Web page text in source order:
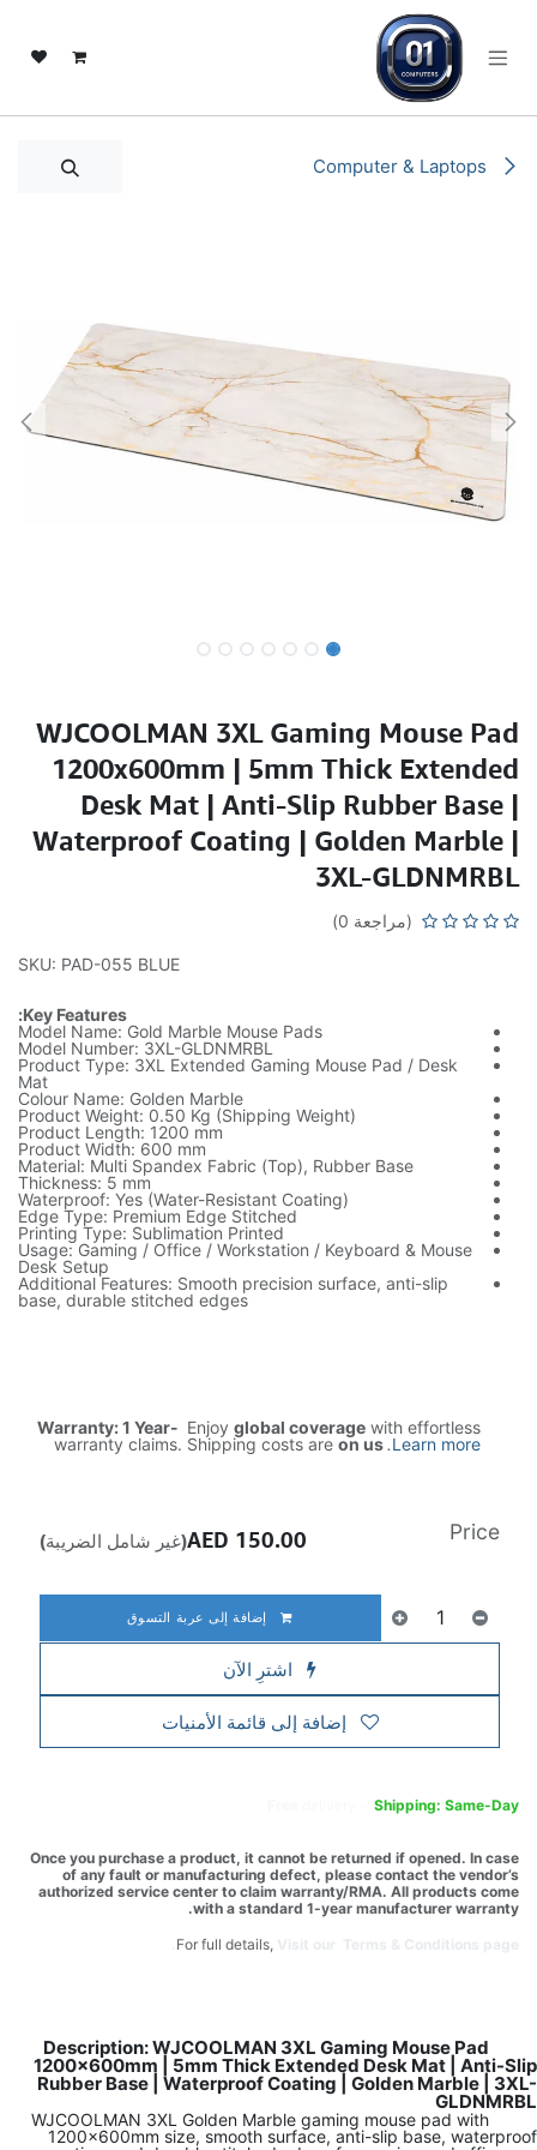
WJCOOLMAN 3XL Gaming Mouse Pad
1200x600mm | 5mm Thick Extended
Desk Mat | Anti-Slip Rubber Base |
Waterproof Coating | Golden Marble |
3XL-GLDNMRBL
(مراجعة 0)
SKU: PAD-055 BLUE
Key Features:
Model Name: Gold Marble Mouse Pads
Model Number: 3XL-GLDNMRBL
Product Type: 3XL Extended Gaming Mouse Pad / Desk
Mat
Colour Name: Golden Marble
Product Weight: 0.50 Kg (Shipping Weight)
Product Length: 1200 mm
Product Width: 600 mm
Material: Multi Spandex Fabric (Top), Rubber Base
Thickness: 5 mm
Waterproof: Yes (Water-Resistant Coating)
Edge Type: Premium Edge Stitched
Printing Type: Sublimation Printed
Usage: Gaming / Office / Workstation / Keyboard & Mouse
Desk Setup
Additional Features: Smooth precision surface, anti-slip
base, durable stitched edges
Warranty: 1 Year- Enjoy global coverage with effortless
warranty claims. Shipping costs are on us.Learn more
إضافة إلى عربة التسوق
اشترِ الآن
إضافة إلى قائمة الأمنيات
Price
150.00 (غير شامل الضريبة)
Shipping: Same-Day
Once you purchase a product, it cannot be returned if opened. In case
of any fault or manufacturing defect, please contact the vendor’s
authorized service center to claim warranty/RMA. All products come
with a standard 1-year manufacturer warranty.
For full details,
Description: WJCOOLMAN 3XL Gaming Mouse Pad
1200x600mm | 5mm Thick Extended Desk Mat | Anti-Slip
Rubber Base | Waterproof Coating | Golden Marble | 3XL-
GLDNMRBL
WJCOOLMAN 3XL Golden Marble gaming mouse pad with
1200x600mm size, smooth surface, anti-slip base, waterproof